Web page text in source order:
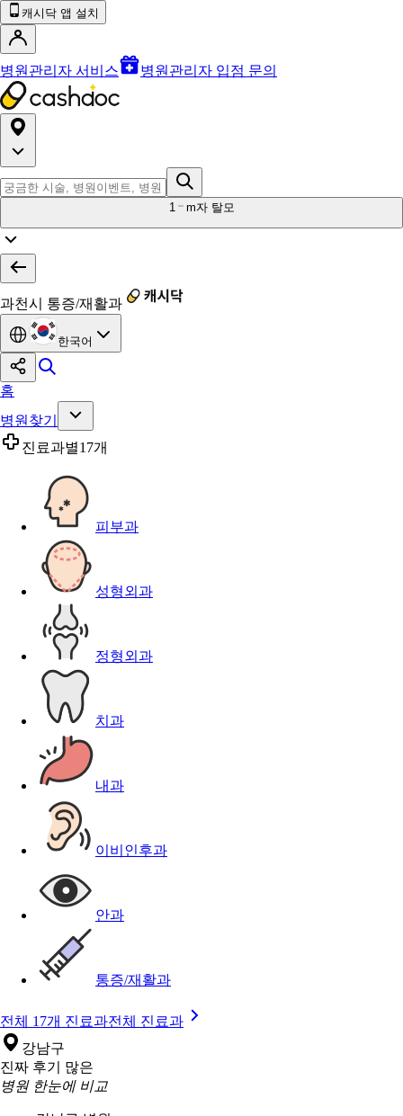
캐시닥 앱 설치
병원관리자 서비스 병원관리자 입점 문의
1 m자 탈모
과천시 통증/재활과
한국어
홈
병원찾기
진료과별17개
피부과
성형외과
정형외과
치과
내과
이비인후과
안과
통증/재활과
전체 17개 진료과전체 진료과
강남구
진짜 후기 많은
병원 한눈에 비교